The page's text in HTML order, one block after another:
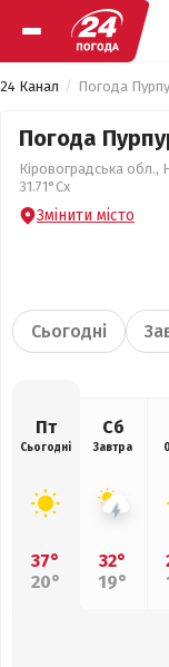
24 Канал Погода
Погода
Кіровоградська обл.,
31.71°Сх
Змінити місто
Сьогодні
Пт
Сьогодні
37°
20°
Сб
Завтра
32°
19°